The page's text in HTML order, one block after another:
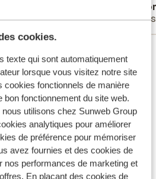
cookies.
texte qui sont automatiquement
lorsque vous visitez notre site
cookies fonctionnels de manière
bon fonctionnement du site web.
utilisons chez Sunweb Group
analytiques pour améliorer
de préférence pour mémoriser
avez fournies et des cookies de
nos performances de marketing et
En plaçant des cookies de
maar
Amis
- Fuerteventura
& SPA - Réservé aux
Palace